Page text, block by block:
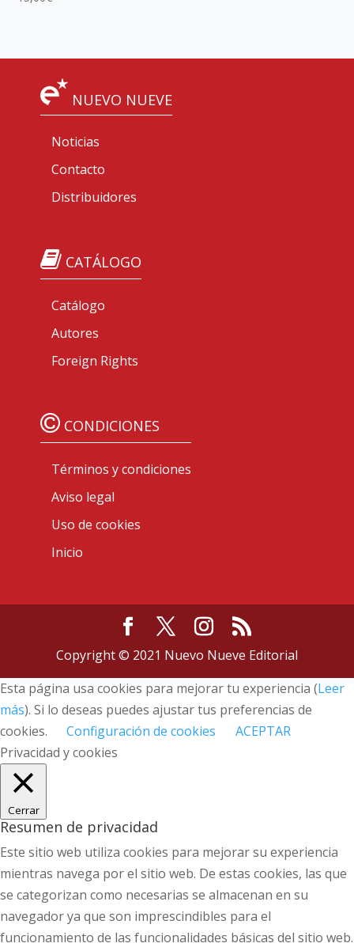
NUEVO NUEVE
Noticias
Contacto
Distribuidores
CATÁLOGO
Catálogo
Autores
Foreign Rights
CONDICIONES
Términos y condiciones
Aviso legal
Uso de cookies
Inicio
Copyright © 2021 Nuevo Nueve Editorial
Esta página usa cookies para mejorar tu experiencia (Leer
más). Si lo deseas puedes ajustar tus preferencias de
cookies.
Configuración de cookies
ACEPTAR
Privacidad y cookies
Cerrar
Resumen de privacidad
Este sitio web utiliza cookies para mejorar su experiencia
mientras navega por el sitio web. De estas cookies, las que
se categorizan como necesarias se almacenan en su
navegador ya que son imprescindibles para el
funcionamiento de las funcionalidades básicas del sitio web.